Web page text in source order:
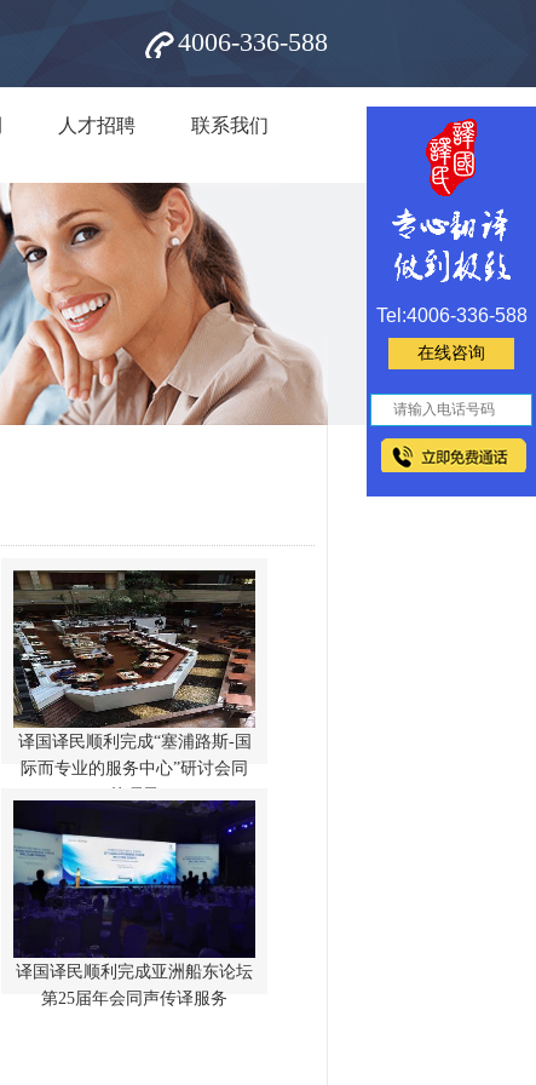
4006-336-588
人才招聘 联系我们
2015年5月26日（星期二）“塞浦路
斯-国际而专业的服务中心”研讨会
译民作为这次研讨会的翻译单位，
也圆满完成同传项目。
译国译民顺利完成“塞浦路斯-国
际而专业的服务中心”研讨会同
由中国船东协会主办、中国远洋海
运集团承办的亚洲船东论坛第25届
译国译民顺利完成亚洲船东论坛
第25届年会同声传译服务
Tel:4006-336-588
在线咨询